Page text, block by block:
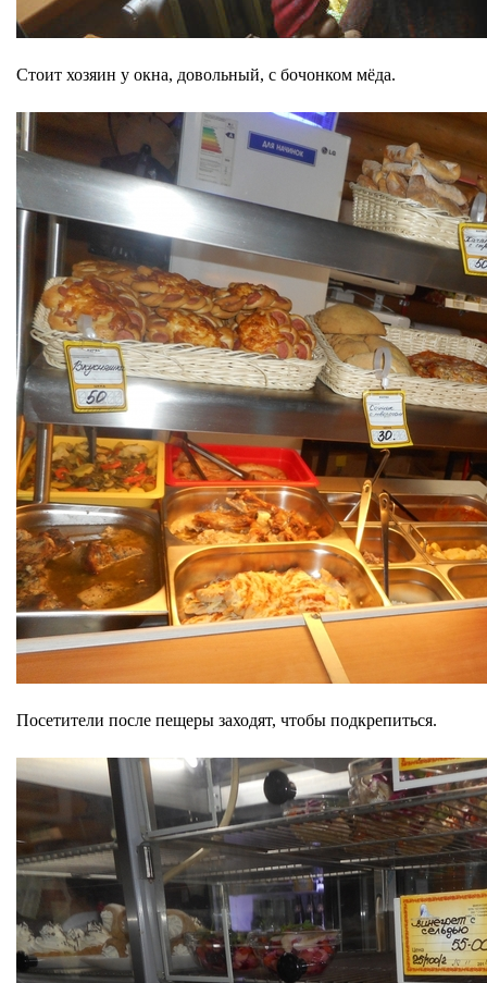
Стоит хозяин у окна, довольный, с бочонком мёда.
Посетители после пещеры заходят, чтобы подкрепиться.